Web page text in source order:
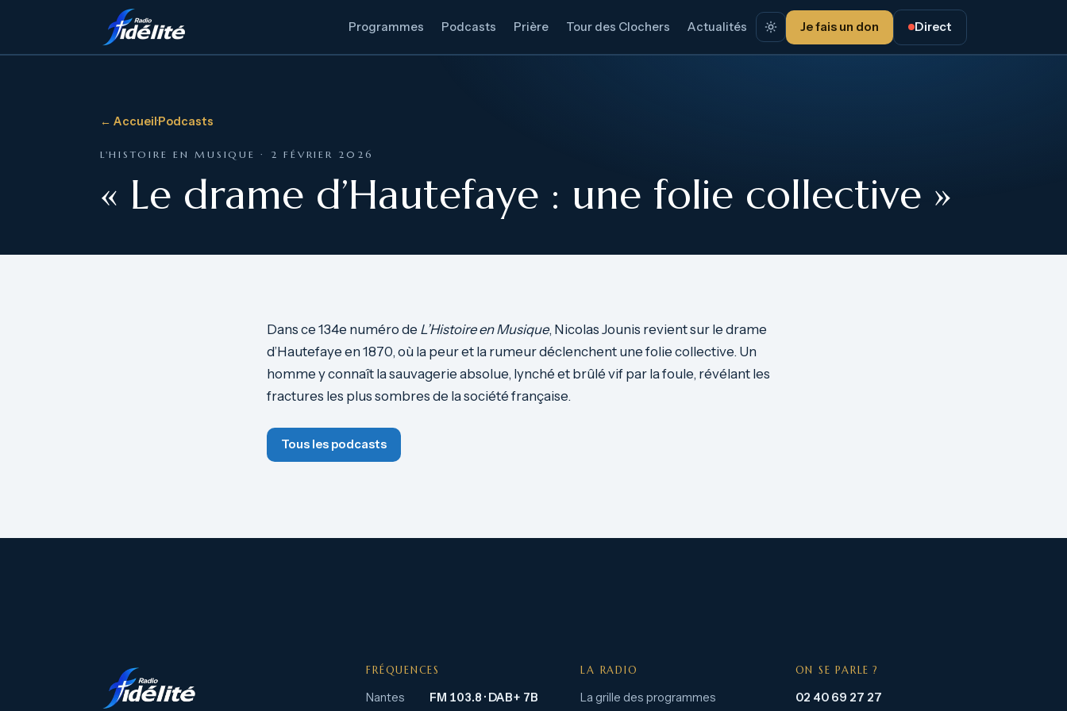
Programmes Podcasts Prière Tour des Clochers Actualités Je fais un don Direct
← Accueil·Podcasts
L'HISTOIRE EN MUSIQUE · 2 FÉVRIER 2026
« Le drame d’Hautefaye : une folie collective »
Dans ce 134e numéro de L’Histoire en Musique, Nicolas Jounis revient sur le drame
d’Hautefaye en 1870, où la peur et la rumeur déclenchent une folie collective. Un
homme y connaît la sauvagerie absolue, lynché et brûlé vif par la foule, révélant les
fractures les plus sombres de la société française.
Tous les podcasts
FRÉQUENCES
Nantes FM 103.8 · DAB+ 7B
LA RADIO
La grille des programmes
ON SE PARLE ?
02 40 69 27 27